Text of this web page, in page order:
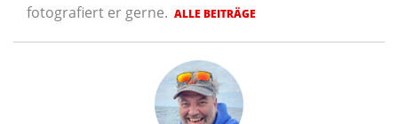
fotografiert er gerne. ALLE BEITRÄGE